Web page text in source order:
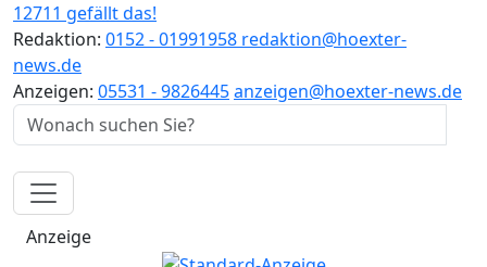
12711 gefällt das!
Redaktion: 0152 - 01991958 redaktion@hoexter-
news.de
Anzeigen: 05531 - 9826445anzeigen@hoexter-news.de
Anzeige